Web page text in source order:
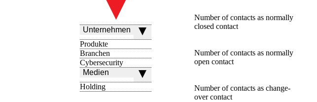
Unternehmen
Produkte
Branchen
Cybersecurity
Medien
Holding
Number of contacts as normally
closed contact
Number of contacts as normally
open contact
Number of contacts as change-
over contact